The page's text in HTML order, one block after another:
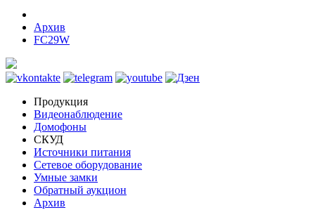
Архив
FC29W
Продукция
Видеонаблюдение
Домофоны
СКУД
Источники питания
Сетевое оборудование
Умные замки
Обратный аукцион
Архив